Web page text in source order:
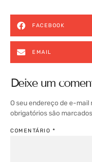
FACEBOOK
EMAIL
Deixe um
O seu endereço de e-mail
obrigatórios são
COMENTÁRIO *